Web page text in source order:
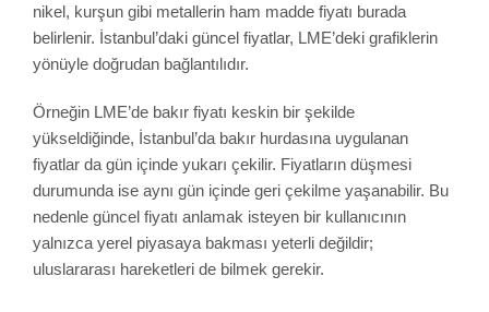
nikel, kurşun gibi metallerin ham madde fiyatı burada
belirlenir. İstanbul’daki güncel fiyatlar, LME’deki grafiklerin
yönüyle doğrudan bağlantılıdır.
Örneğin LME’de bakır fiyatı keskin bir şekilde
yükseldiğinde, İstanbul’da bakır hurdasına uygulanan
fiyatlar da gün içinde yukarı çekilir. Fiyatların düşmesi
durumunda ise aynı gün içinde geri çekilme yaşanabilir. Bu
nedenle güncel fiyatı anlamak isteyen bir kullanıcının
yalnızca yerel piyasaya bakması yeterli değildir;
uluslararası hareketleri de bilmek gerekir.